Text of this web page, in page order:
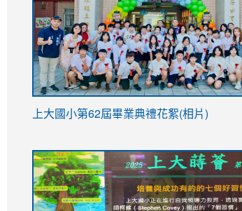
link
YfDQppRvyMk686kIw6SBbssEIZ6WnT/
usp=sharing
上大國小第62屆畢業典禮花絮(相片)
to
https://drive.google.com/file/d/1I-
YfDQppRvyMk686kIw6SBbssEIZ6WnT/
to
https://sites.google.com/stes.tyc.edu.tw/